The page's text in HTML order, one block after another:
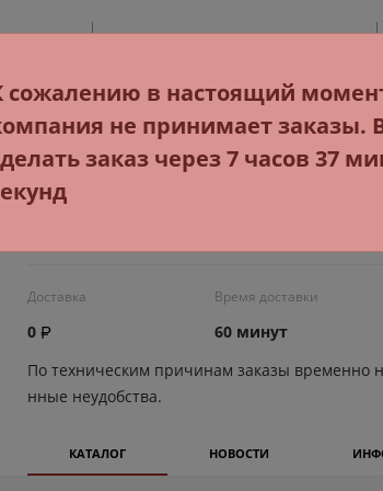
пряники, вафли
Доставка
0
Время доставки
60 минут
По техническим причинам заказы временно
нные неудобства.
КАТАЛОГ НОВОСТИ
сожалению в настоящий
не принимает заказы.
заказ через 7 часов 37